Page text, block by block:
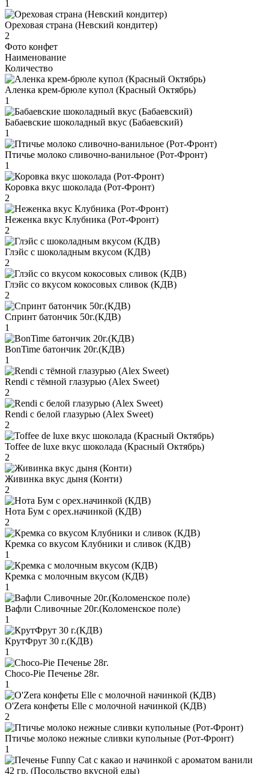
1
Ореховая страна (Невский кондитер)
2
Фото конфет
Наименование
Количество
Аленка крем-брюле купол (Красный Октябрь)
1
Бабаевские шоколадный вкус (Бабаевский)
1
Птичье молоко сливочно-ванильное (Рот-Фронт)
1
Коровка вкус шоколада (Рот-Фронт)
2
Неженка вкус Клубника (Рот-Фронт)
2
Глэйс с шоколадным вкусом (КДВ)
2
Глэйс со вкусом кокосовых сливок (КДВ)
2
Спринт батончик 50г.(КДВ)
1
BonTime батончик 20г.(КДВ)
1
Rendi с тёмной глазурью (Alex Sweet)
2
Rendi с белой глазурью (Alex Sweet)
2
Toffee de luxe вкус шоколада (Красный Октябрь)
2
Живинка вкус дыня (Конти)
2
Нота Бум с орех.начинкой (КДВ)
2
Кремка со вкусом Клубники и сливок (КДВ)
1
Кремка с молочным вкусом (КДВ)
1
Вафли Сливочные 20г.(Коломенское поле)
1
КрутФрут 30 г.(КДВ)
1
Choco-Pie Печенье 28г.
1
O'Zera конфеты Elle с молочной начинкой (КДВ)
2
Птичье молоко нежные сливки купольные (Рот-Фронт)
1